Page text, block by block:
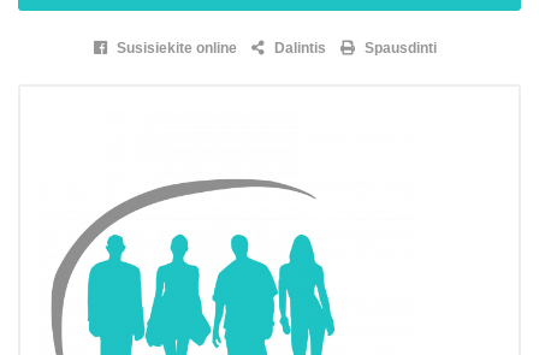
Susisiekite online Dalintis Spausdinti